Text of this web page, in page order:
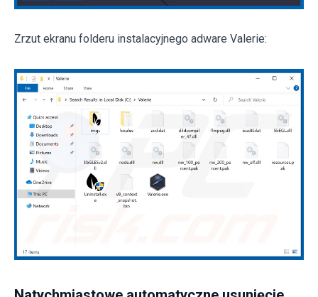
Zrzut ekranu folderu instalacyjnego adware Valerie: